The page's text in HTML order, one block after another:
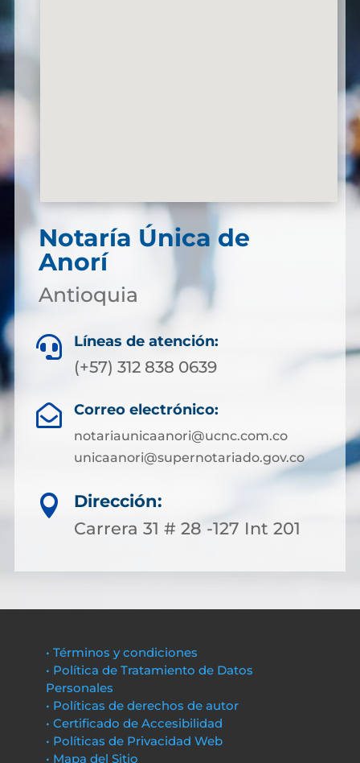
Notaría Única de
Anorí
Antioquia
 Líneas de atención:
(+57) 312 838 0639
 Correo electrónico:
notariaunicaanori@ucnc.com.co
unicaanori@supernotariado.gov.co

Dirección:
Carrera 31 # 28 -127 Int 201
• Términos y condiciones
• Política de Tratamiento de Datos
Personales
• Políticas de derechos de autor
• Certificado de Accesibilidad
• Políticas de Privacidad Web
• Mapa del Sitio